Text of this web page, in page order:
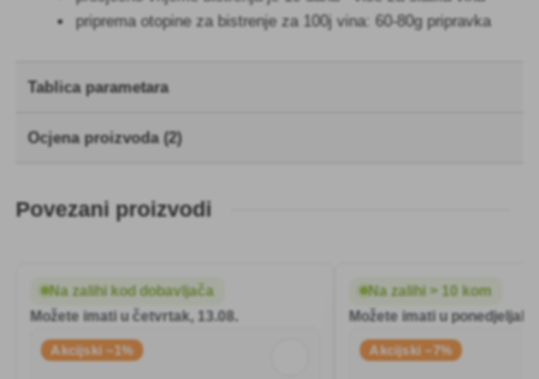
priprema otopine za bistrenje za 100j vina: 60-80g pripravka
Tablica parametara
Ocjena proizvoda (2)
Povezani proizvodi
Na zalihi kod dobavljača
Možete imati u četvrtak, 13.08.
Akcijski −1%
Na zalihi > 10 kom
Možete imati u ponedjeljak,
Akcijski −7%